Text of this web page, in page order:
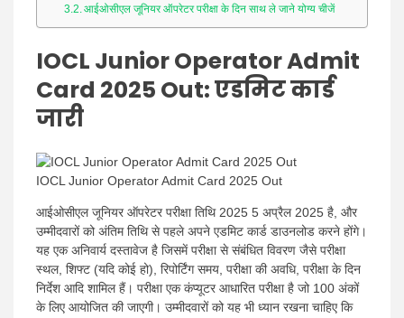
आईओसीएल जूनियर ऑपरेटर परीक्षा के दिन साथ ले जाने योग्य चीजें
IOCL Junior Operator Admit
Card 2025 Out: एडमिट कार्ड
जारी
IOCL Junior Operator Admit Card 2025 Out
आईओसीएल जूनियर ऑपरेटर परीक्षा तिथि 2025 5 अप्रैल 2025 है, और
उम्मीदवारों को अंतिम तिथि से पहले अपने एडमिट कार्ड डाउनलोड करने होंगे।
यह एक अनिवार्य दस्तावेज है जिसमें परीक्षा से संबंधित विवरण जैसे परीक्षा
स्थल, शिफ्ट (यदि कोई हो), रिपोर्टिंग समय, परीक्षा की अवधि, परीक्षा के दिन
निर्देश आदि शामिल हैं। परीक्षा एक कंप्यूटर आधारित परीक्षा है जो 100 अंकों
के लिए आयोजित की जाएगी। उम्मीदवारों को यह भी ध्यान रखना चाहिए कि